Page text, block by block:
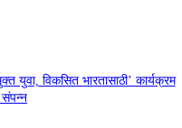
युवा, विकसित भारतासाठी’ कार्यक्रम
संपन्न